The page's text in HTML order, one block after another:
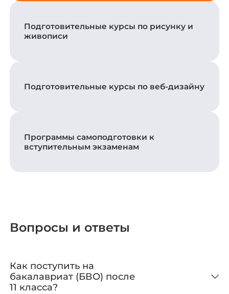
Подготовительные курсы по рисунку и
живописи
Подготовительные курсы по веб-дизайну
Программы самоподготовки к
вступительным экзаменам
Вопросы и ответы
Как поступить на
бакалавриат (БВО) после
11 класса?